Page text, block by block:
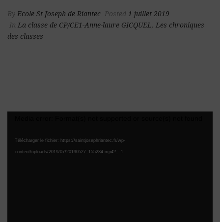
By Ecole St Joseph de Riantec Posted 1 juillet 2019
In La classe de CP/CE1-Anne-laure GICQUEL, Les chroniques
des classes
Télécharger le fichier: https://saintjosephriantec.fr/wp-
content/uploads/2019/07/20190527_155234.mp4?_=1